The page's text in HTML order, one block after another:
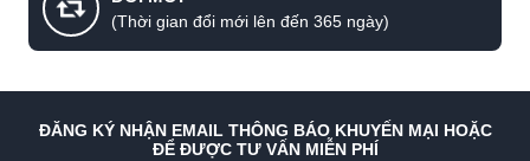
(Thời gian đổi mới lên đến 365 ngày)
ĐĂNG KÝ NHẬN EMAIL THÔNG BÁO KHUYẾN MẠI HOẶC
ĐỂ ĐƯỢC TƯ VẤN MIỄN PHÍ